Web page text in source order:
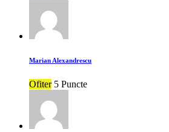
Marian Alexandrescu
Ofiter 5 Puncte